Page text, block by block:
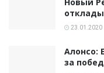
23.01.2020
Алонсо:
за